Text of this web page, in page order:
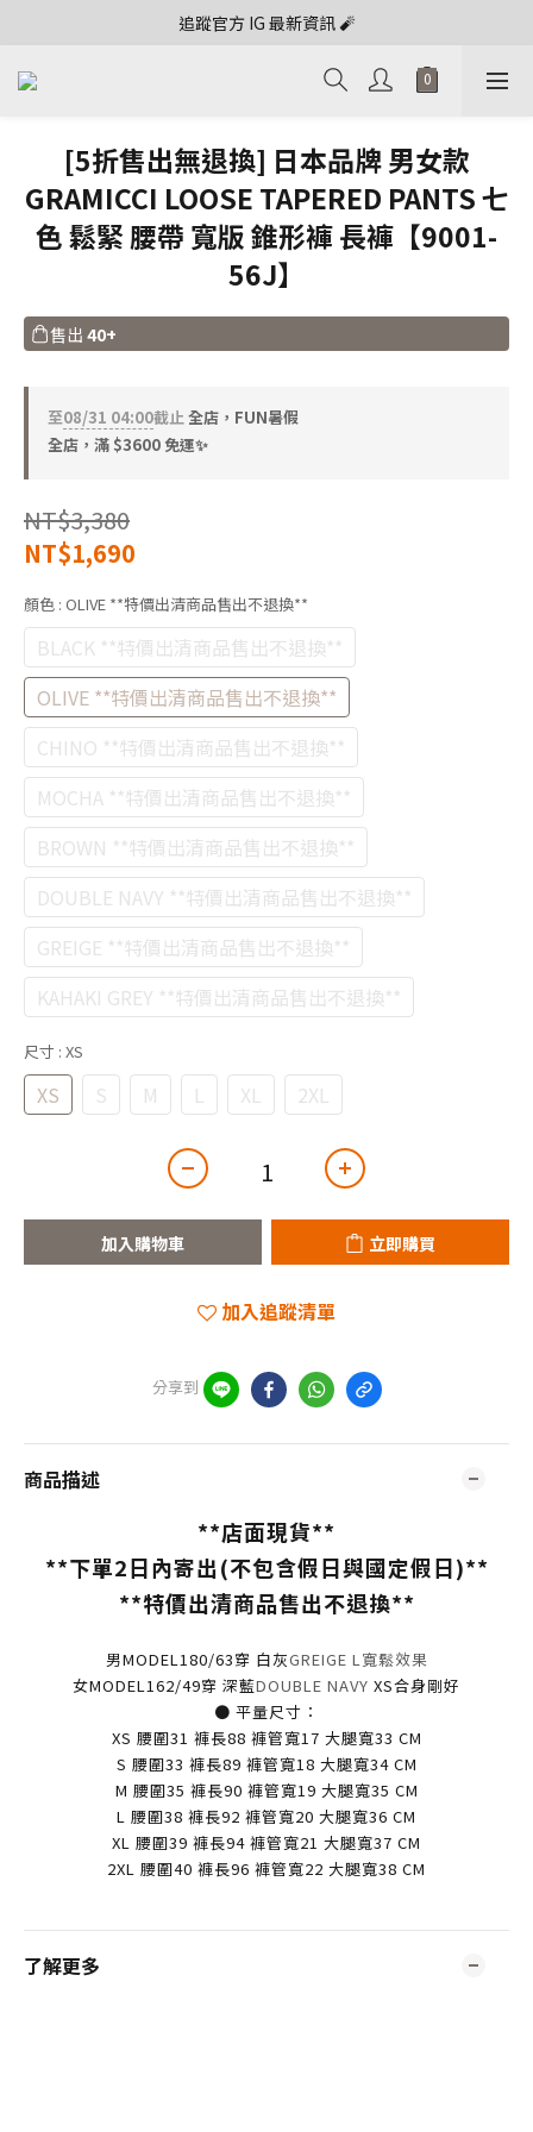
追蹤官方 IG 最新資訊 🧨
[5折售出無退換] 日本品牌 男女款
GRAMICCI LOOSE TAPERED PANTS 七
色 鬆緊 腰帶 寬版 錐形褲 長褲【9001-
56J】
售出 40+
至08/31 04:00截止全店，FUN暑假
全店，滿 $3600 免運✨
NT$3,380
NT$1,690
顏色 : OLIVE **特價出清商品售出不退換**
BLACK **特價出清商品售出不退換**
OLIVE **特價出清商品售出不退換**
CHINO **特價出清商品售出不退換**
MOCHA **特價出清商品售出不退換**
BROWN **特價出清商品售出不退換**
DOUBLE NAVY **特價出清商品售出不退換**
GREIGE **特價出清商品售出不退換**
KAHAKI GREY **特價出清商品售出不退換**
尺寸 : XS
XS S M L XL 2XL
加入購物車 立即購買
加入追蹤清單
分享到
商品描述
**店面現貨**
**下單2日內寄出(不包含假日與國定假日)**
**特價出清商品售出不退換**
男MODEL180/63穿 白灰GREIGE L寬鬆效果
女MODEL162/49穿 深藍DOUBLE NAVY XS合身剛好
● 平量尺寸：
XS 腰圍31 褲長88 褲管寬17 大腿寬33 CM
S 腰圍33 褲長89 褲管寬18 大腿寬34 CM
M 腰圍35 褲長90 褲管寬19 大腿寬35 CM
L 腰圍38 褲長92 褲管寬20 大腿寬36 CM
XL 腰圍39 褲長94 褲管寬21 大腿寬37 CM
2XL 腰圍40 褲長96 褲管寬22 大腿寬38 CM
了解更多